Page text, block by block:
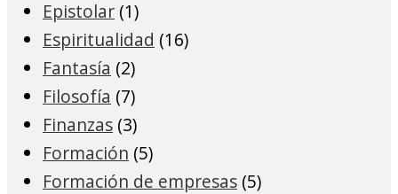
Epistolar (1)
Espiritualidad (16)
Fantasía (2)
Filosofía (7)
Finanzas (3)
Formación (5)
Formación de empresas (5)